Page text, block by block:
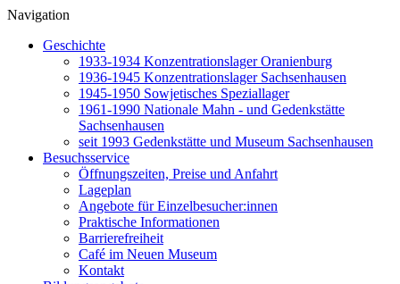
Navigation
Geschichte
1933-1934 Konzentrationslager Oranienburg
1936-1945 Konzentrationslager Sachsenhausen
1945-1950 Sowjetisches Speziallager
1961-1990 Nationale Mahn - und Gedenkstätte
Sachsenhausen
seit 1993 Gedenkstätte und Museum Sachsenhausen
Besuchsservice
Öffnungszeiten, Preise und Anfahrt
Lageplan
Angebote für Einzelbesucher:innen
Praktische Informationen
Barrierefreiheit
Café im Neuen Museum
Kontakt